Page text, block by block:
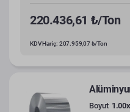
220.436,61 ₺/Ton
KDV Hariç: 207.959,07 ₺/Ton
Boyut